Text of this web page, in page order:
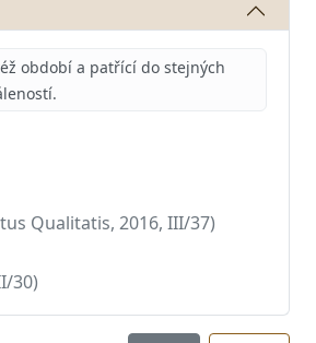
období a patřící do stejných
Qualitatis, 2016, III/37)
30)